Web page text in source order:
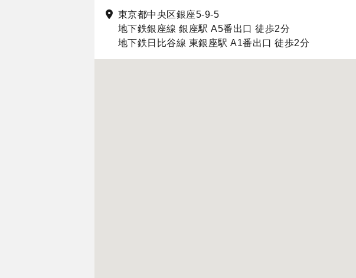
東京都中央区銀座5-9-5
地下鉄銀座線 銀座駅 A5番出口 徒歩2分
地下鉄日比谷線 東銀座駅 A1番出口 徒歩2分